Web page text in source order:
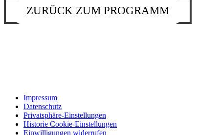
ZURÜCK ZUM PROGRAMM
Impressum
Datenschutz
Privatsphäre-Einstellungen
Historie Cookie-Einstellungen
Einwilligungen widerrufen